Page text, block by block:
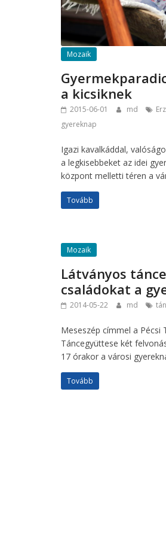
Mozaik
a kicsiknek
2015-06-01 md
gyereknap
Igazi kavalkáddal,
a legkisebbeket az idei
központ melletti téren a
Tovább
Mozaik
Látványos
családokat a
2014-05-22 md
Meseszép címmel a Pécsi
Táncegyüttese két
17 órakor a városi
Tovább